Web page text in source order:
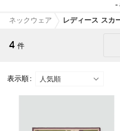
-
ネックウェア
レディース スカ
4 件
表示順 :